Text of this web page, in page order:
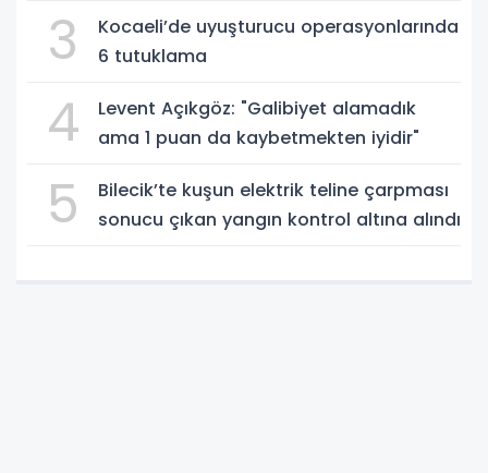
3
Kocaeli’de uyuşturucu operasyonlarında
6 tutuklama
4
Levent Açıkgöz: "Galibiyet alamadık
ama 1 puan da kaybetmekten iyidir"
5
Bilecik’te kuşun elektrik teline çarpması
sonucu çıkan yangın kontrol altına alındı